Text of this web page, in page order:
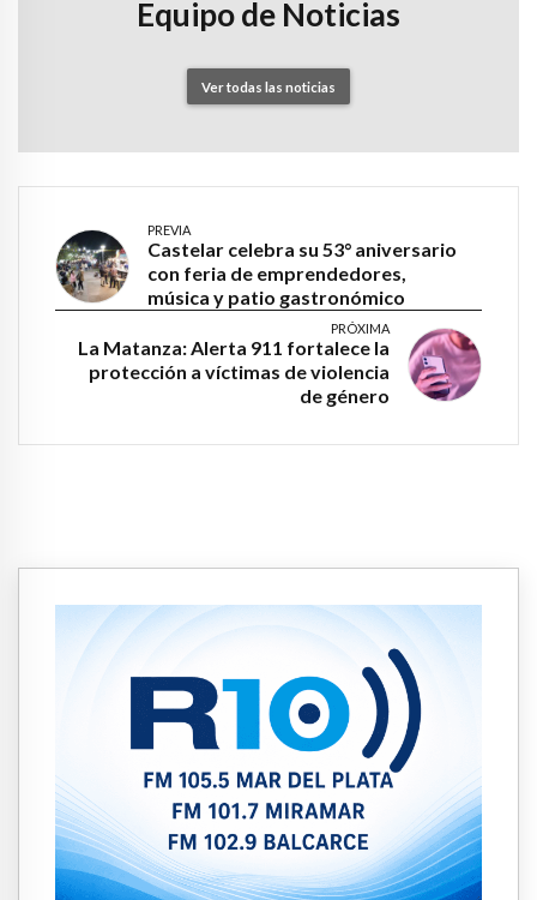
Equipo de Noticias
Ver todas las noticias
PREVIA
Castelar celebra su 53° aniversario
con feria de emprendedores,
música y patio gastronómico
PRÓXIMA
La Matanza: Alerta 911 fortalece la
protección a víctimas de violencia
de género